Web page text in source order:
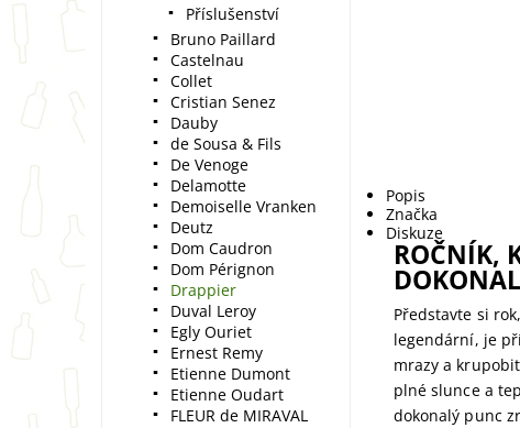
Popis
Značka
Diskuze
ROČNÍK,
Představte si
legendární, je
mrazy a
plné slunce a
dokonalý punc
Příslušenství
Bruno Paillard
Castelnau
Collet
Cristian Senez
Dauby
de Sousa & Fils
De Venoge
Delamotte
Demoiselle Vranken
Deutz
Dom Caudron
Dom Pérignon
Drappier
Duval Leroy
Egly Ouriet
Ernest Remy
Etienne Dumont
Etienne Oudart
FLEUR de MIRAVAL